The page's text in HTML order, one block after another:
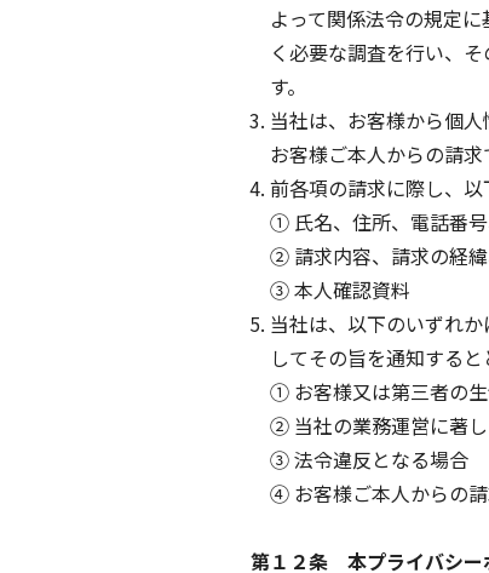
よって関係法令の規定
く必要な調査を行い、
す。
当社は、お客様から個
お客様ご本人からの請
前各項の請求に際し、
① 氏名、住所、電話番
② 請求内容、請求の経
③ 本人確認資料
当社は、以下のいずれ
してその旨を通知すると
① お客様又は第三者の
② 当社の業務運営に著
③ 法令違反となる場合
④ お客様ご本人からの
第１２条 本プライバシー